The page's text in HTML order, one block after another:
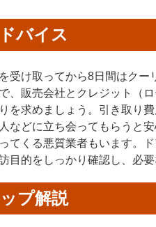
バイス
受け取ってから8日間はク
、販売会社とクレジット（
を求めましょう。引き取り
などに立ち会ってもらうと安
てくる悪質業者もいます。
目的をしっかり確認し、必
プ解説